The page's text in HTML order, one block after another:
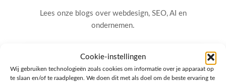
Cookie-instellingen
Wij gebruiken technologieën zoals cookies om informatie over je apparaat op
te slaan en/of te raadplegen. We doen dit met als doel om de beste ervaring te
Lees onze blogs over webdesign, SEO, AI en
ondernemen.